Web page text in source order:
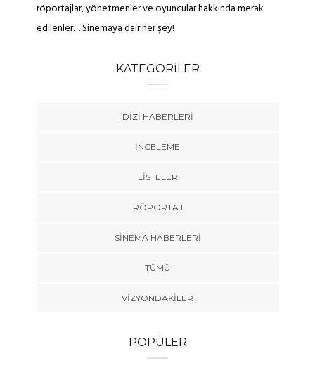
röportajlar, yönetmenler ve oyuncular hakkında merak
edilenler… Sinemaya dair her şey!
KATEGORILER
DIZI HABERLERI
İNCELEME
LISTELER
RÖPORTAJ
SINEMA HABERLERI
TÜMÜ
VIZYONDAKILER
POPÜLER